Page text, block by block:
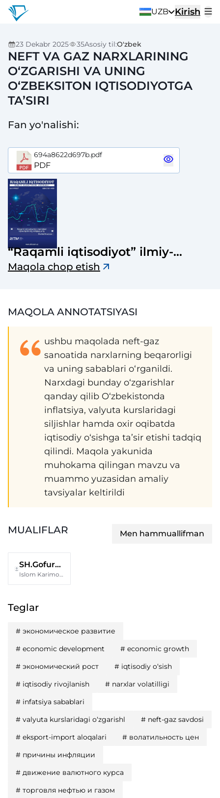
UZB Kirish
23 Dekabr 2025 35Asosiy til:O'zbek
NEFT VA GAZ NARXLARINING
O‘ZGARISHI VA UNING
O‘ZBEKSITON IQTISODIYOTGA
TA’SIRI
Fan yo'nalishi:
694a8622d697b.pdf
PDF
“Raqamli iqtisodiyot” ilmiy-
elektron jurnali
Maqola chop etish
MAQOLA ANNOTATSIYASI
ushbu maqolada neft-gaz
sanoatida narxlarning beqarorligi
va uning sabablari o‘rganildi.
Narxdagi bunday o‘zgarishlar
qanday qilib O‘zbekistonda
inflatsiya, valyuta kurslaridagi
siljishlar hamda oxir oqibatda
iqtisodiy o‘sishga ta’sir etishi tadqiq
qilindi. Maqola yakunida
muhokama qilingan mavzu va
muammo yuzasidan amaliy
tavsiyalar keltirildi
MUALIFLAR Men hammuallifman
SH.Gofurov
Islom Karimov nomidagi Toshkent davlat texnika universiteti
Teglar
# экономическое развитие
# economic development # economic growth
# экономический рост # iqtisodiy o‘sish
# iqtisodiy rivojlanish # narxlar volatilligi
# infatsiya sabablari
# valyuta kurslaridagi o‘zgarishl # neft-gaz savdosi
# eksport-import aloqalari # волатильность цен
# причины инфляции
# движение валютного курса
# торговля нефтью и газом